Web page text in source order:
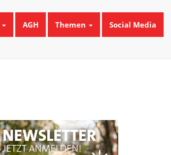
AGH Themen Social Media